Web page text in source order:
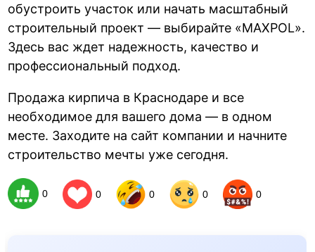
обустроить участок или начать масштабный
строительный проект — выбирайте «MAXPOL».
Здесь вас ждет надежность, качество и
профессиональный подход.
Продажа кирпича в Краснодаре и все
необходимое для вашего дома — в одном
месте. Заходите на сайт компании и начните
строительство мечты уже сегодня.
0 0 0 0 0